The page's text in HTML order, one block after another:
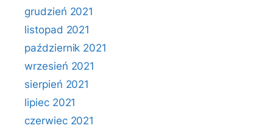
grudzień 2021
listopad 2021
październik 2021
wrzesień 2021
sierpień 2021
lipiec 2021
czerwiec 2021